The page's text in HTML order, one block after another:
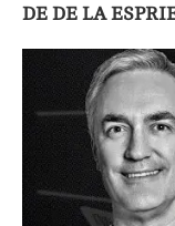
DE DE LA